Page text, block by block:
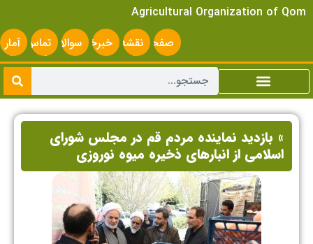
Agricultural Organization of Qom
صفحه
اصلی
نقشه
سایت
خبرخوانسوالات
متداول
تماس
با ما
آمار
» بازدید نماینده مردم قم در مجلس شورای
اسلامی از انبارهای ذخیره میوه نوروزی